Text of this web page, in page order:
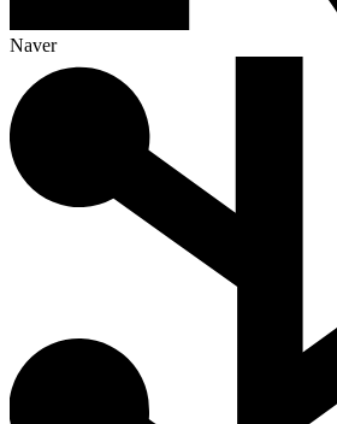
Naver